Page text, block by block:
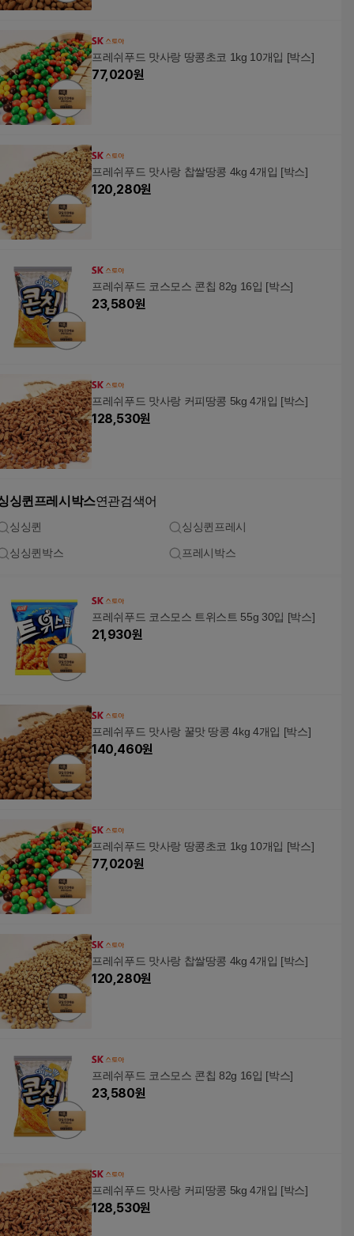
프레쉬푸드 맛사랑 땅콩초코 1kg 10개입 [박스]
77,020원
프레쉬푸드 맛사랑 찹쌀땅콩 4kg 4개입 [박스]
120,280원
프레쉬푸드 코스모스 콘칩 82g 16입 [박스]
23,580원
프레쉬푸드 맛사랑 커피땅콩 5kg 4개입 [박스]
128,530원
싱퀸프레시박스연관검색어
싱싱퀸 싱싱퀸프레시
싱싱퀸박스 프레시박스
프레쉬푸드 코스모스 트위스트 55g 30입 [박스]
21,930원
프레쉬푸드 맛사랑 꿀맛 땅콩 4kg 4개입 [박스]
140,460원
프레쉬푸드 맛사랑 땅콩초코 1kg 10개입 [박스]
77,020원
프레쉬푸드 맛사랑 찹쌀땅콩 4kg 4개입 [박스]
120,280원
프레쉬푸드 코스모스 콘칩 82g 16입 [박스]
23,580원
프레쉬푸드 맛사랑 커피땅콩 5kg 4개입 [박스]
128,530원